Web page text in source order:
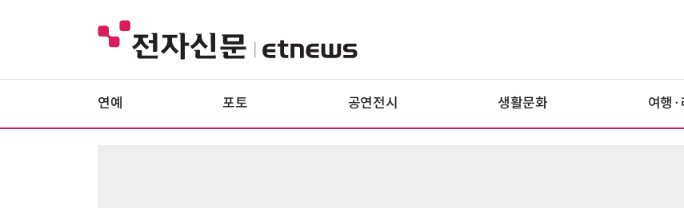
연예 포토 공연전시 생활문화 여행·